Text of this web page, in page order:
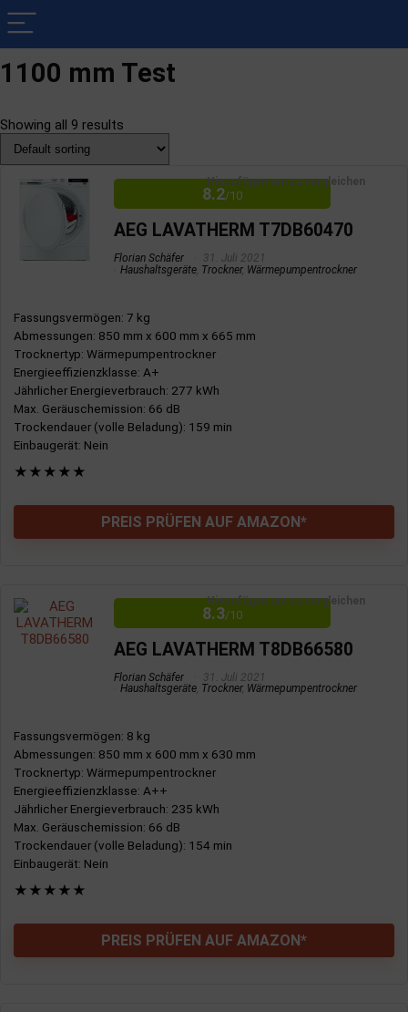
1100 mm Test
Showing all 9 results
Hinzufügen um zu vergleichen
8.2/10
AEG LAVATHERM T7DB60470
Florian Schäfer
31. Juli 2021
Haushaltsgeräte Trockner, Wärmepumpentrockner
Fassungsvermögen: 7 kg
Abmessungen: 850 mm x 600 mm x 665 mm
Trocknertyp: Wärmepumpentrockner
Energieeffizienzklasse: A+
Jährlicher Energieverbrauch: 277 kWh
Max. Geräuschemission: 66 dB
Trockendauer (volle Beladung): 159 min
Einbaugerät: Nein
★ ★ ★ ★ ★
PREIS PRÜFEN AUF AMAZON*
Hinzufügen um zu vergleichen
8.3/10
AEG LAVATHERM T8DB66580
Florian Schäfer
31. Juli 2021
Haushaltsgeräte Trockner, Wärmepumpentrockner
Fassungsvermögen: 8 kg
Abmessungen: 850 mm x 600 mm x 630 mm
Trocknertyp: Wärmepumpentrockner
Energieeffizienzklasse: A++
Jährlicher Energieverbrauch: 235 kWh
Max. Geräuschemission: 66 dB
Trockendauer (volle Beladung): 154 min
Einbaugerät: Nein
★ ★ ★ ★ ★
PREIS PRÜFEN AUF AMAZON*